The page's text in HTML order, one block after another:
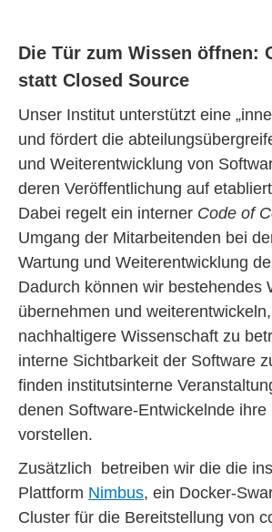
Die Tür zum Wissen öffnen:
statt Closed Source
Unser Institut unterstützt eine
und fördert die
und Weiterentwicklung von
deren Veröffentlichung auf
Dabei regelt ein interner Code of
Umgang der Mitarbeitenden bei
Wartung und Weiterentwicklung
Dadurch können wir bestehendes
übernehmen und
nachhaltigere Wissenschaft zu
interne Sichtbarkeit der Software
finden institutsinterne
denen Software-Entwickelnde ihre
vorstellen.
Zusätzlich betreiben wir die die
Plattform Nimbus, ein Docker-
Cluster für die Bereitstellung von